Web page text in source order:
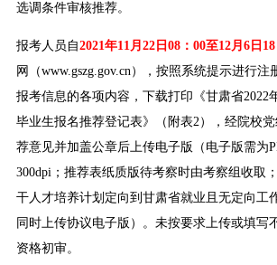
选调条件审核推荐。
报考人员自2021年11月22日08：00至12月6日
网（www.gszg.gov.cn），按照系统提示进行
报考信息的各项内容，下载打印《甘肃省2022
毕业生报名推荐登记表》（附表2），经院校
荐意见并加盖公章后上传电子版（电子版需为
300dpi；推荐表纸质版待考察时由考察组收取
干人才培养计划定向到甘肃省就业且无定向工
同时上传协议电子版）。未按要求上传或填写
资格初审。